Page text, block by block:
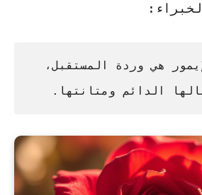
هي وردة المستقبل،
الدائم ومتانتها.